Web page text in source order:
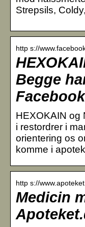
Strepsils,
http s://
Begge
Facebook
HEXOKAIN og
i restordrer i
orientering os
komme i
http s://
Medicin